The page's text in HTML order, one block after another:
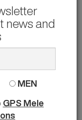
NAPAPIJRI
€
S
news and
MEN
GPS Mele